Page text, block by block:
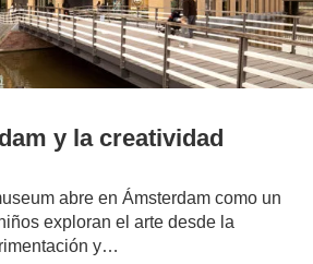
y la creatividad
abre en Ámsterdam como un
exploran el arte desde la
y…